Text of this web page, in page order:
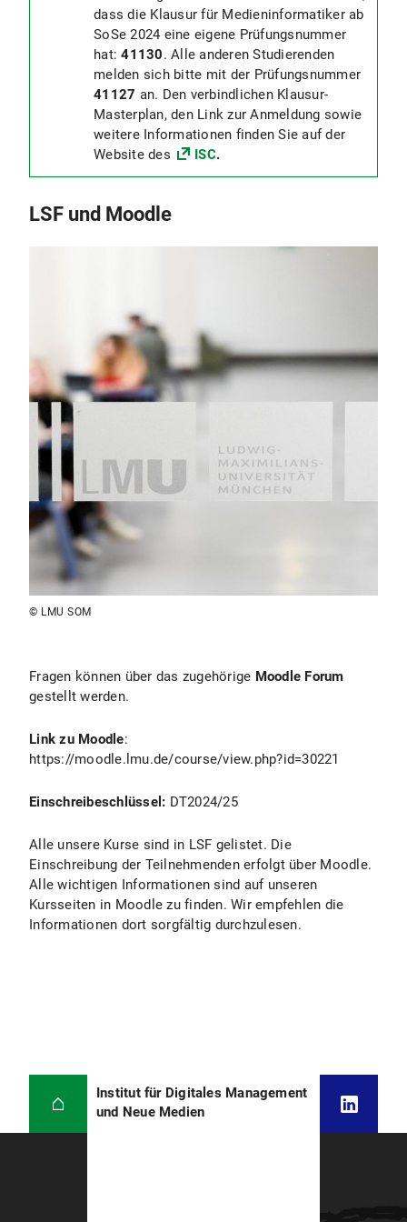
dass die Klausur für Medieninformatiker ab
SoSe 2024 eine eigene Prüfungsnummer
hat:41130. Alle anderen Studierenden
melden sich bitte mit der Prüfungsnummer
41127 an. Den verbindlichen Klausur-
Masterplan, den Link zur Anmeldung sowie
weitere Informationen finden Sie auf der
Website des
ISC.
LSF und Moodle
© LMU SOM
Fragen können über das zugehörige Moodle Forum
gestellt werden.
Link zu Moodle:
https://moodle.lmu.de/course/view.php?id=30221
Einschreibeschlüssel: DT2024/25
Alle unsere Kurse sind in LSF gelistet. Die
Einschreibung der Teilnehmenden erfolgt über Moodle.
Alle wichtigen Informationen sind auf unseren
Kursseiten in Moodle zu finden. Wir empfehlen die
Informationen dort sorgfältig durchzulesen.
Institut für Digitales Management
und Neue Medien